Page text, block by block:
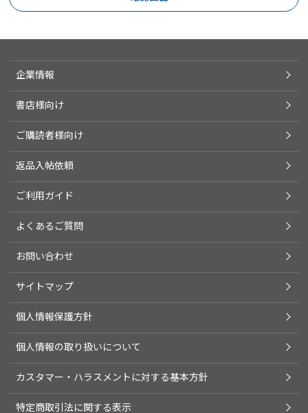
企業情報
書店様向け
ご購読者様向け
返品入帖依頼
ご利用ガイド
よくあるご質問
お問い合わせ
サイトマップ
個人情報保護方針
個人情報の取り扱いについて
カスタマー・ハラスメントに対する基本方針
特定商取引法に関する表示